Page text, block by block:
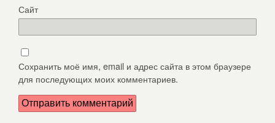
Сайт
Сохранить моё имя, email и адрес сайта в этом браузере
для последующих моих комментариев.